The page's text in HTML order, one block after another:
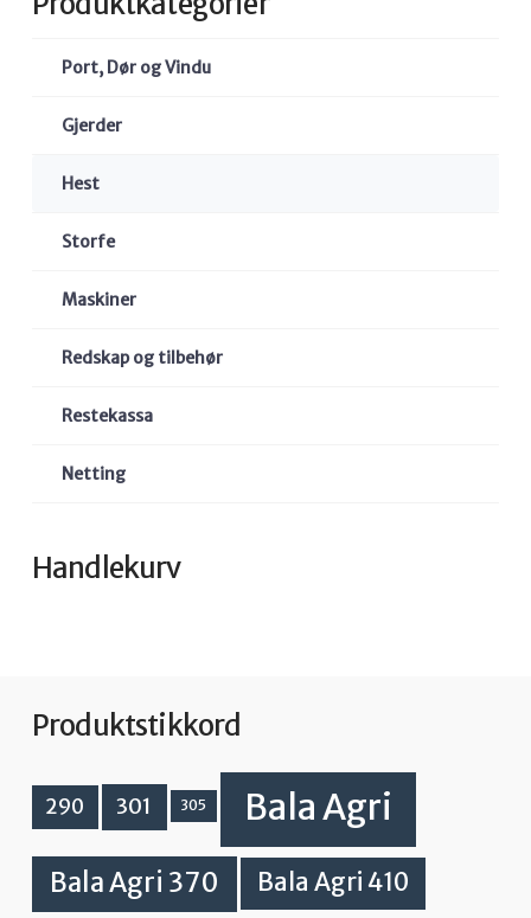
Port, Dør og Vindu
Gjerder
Hest
Storfe
Maskiner
Redskap og tilbehør
Restekassa
Netting
Handlekurv
Produktstikkord
290 301 305 Bala Agri
Bala Agri 370 Bala Agri 410